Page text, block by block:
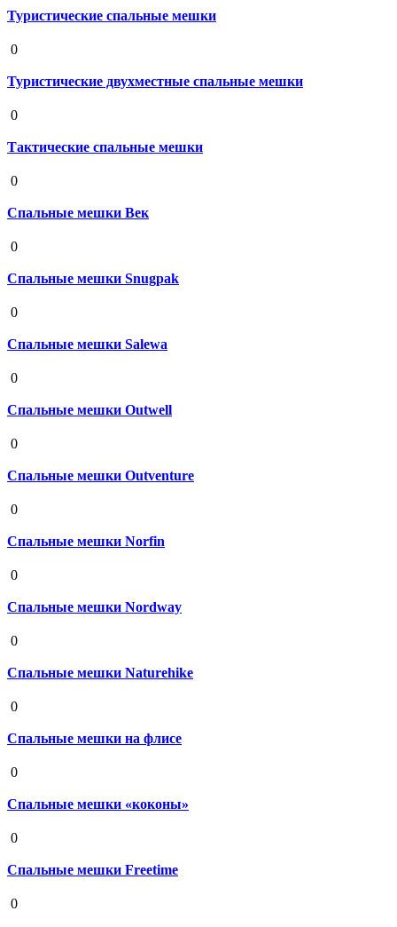
Туристические спальные мешки
0
Туристические двухместные спальные мешки
0
Тактические спальные мешки
0
Спальные мешки Век
0
Спальные мешки Snugpak
0
Спальные мешки Salewa
0
Спальные мешки Outwell
0
Спальные мешки Outventure
0
Спальные мешки Norfin
0
Спальные мешки Nordway
0
Спальные мешки Naturehike
0
Спальные мешки на флисе
0
Спальные мешки «коконы»
0
Спальные мешки Freetime
0